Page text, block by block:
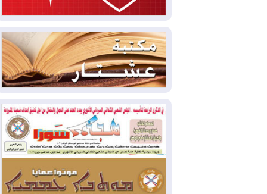
الرئاسية ويحذر من "حرب أهلية" في
كولومبيا
2026-08-03رئيس إقليم كوردستان في
دمشق في زيارة رسمية
2026-08-03العراق يؤكد مجدداً التزامه
بمنع الهجمات على الدول المجاورة
2026-08-03
العجز والاقتراض يطوقان
المالية العراقية.. اقتراض يتجاوز 3 تريليونات
دينار!
2026-08-03كوبا تغرق في الظلام مجددا